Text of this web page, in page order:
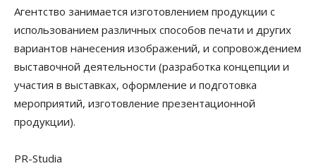
Агентство занимается изготовлением продукции с
использованием различных способов печати и других
вариантов нанесения изображений, и сопровождением
выставочной деятельности (разработка концепции и
участия в выставках, оформление и подготовка
мероприятий, изготовление презентационной
продукции).
PR-Studia